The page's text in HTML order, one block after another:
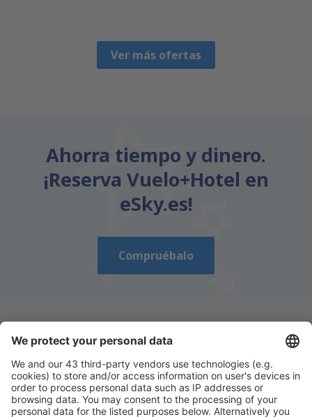
Ver más ofertas
Ahorra tiempo y dinero.
¡Reserva Vuelo+Hotel en
eSky.es!
Compruébalo
Descarga nuestra appy planifica